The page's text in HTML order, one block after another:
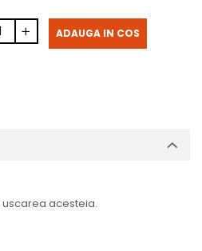
ADAUGA IN COS
acesteia.